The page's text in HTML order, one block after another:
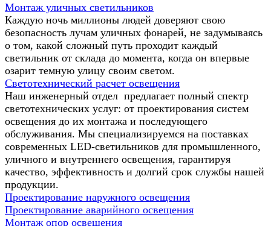
Монтаж уличных светильников
Каждую ночь миллионы людей доверяют свою
безопасность лучам уличных фонарей, не задумываясь
о том, какой сложный путь проходит каждый
светильник от склада до момента, когда он впервые
озарит темную улицу своим светом.
Светотехнический расчет освещения
Наш инженерный отдел предлагает полный спектр
светотехнических услуг: от проектирования систем
освещения до их монтажа и последующего
обслуживания. Мы специализируемся на поставках
современных LED-светильников для промышленного,
уличного и внутреннего освещения, гарантируя
качество, эффективность и долгий срок службы нашей
продукции.
Проектирование наружного освещения
Проектирование аварийного освещения
Монтаж опор освещения